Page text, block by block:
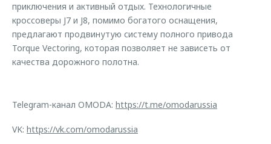
приключения и активный отдых. Технологичные
кроссоверы J7 и J8, помимо богатого оснащения,
предлагают продвинутую систему полного привода
Torque Vectoring, которая позволяет не зависеть от
качества дорожного полотна.
Telegram-канал OMODA: https://t.me/omodarussia
VK: https://vk.com/omodarussia